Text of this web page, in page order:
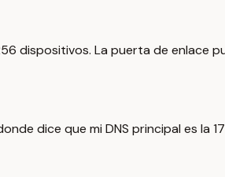
La puerta de enlace
dice que mi DNS principal es la